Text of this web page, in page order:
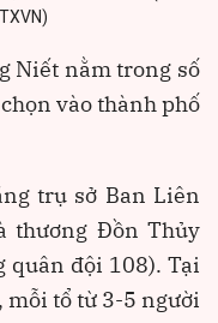
Niết nằm trong số
vào thành phố
trụ sở Ban Liên
thương Đồn Thủy
quân đội 108). Tại
mỗi tổ từ 3-5 người